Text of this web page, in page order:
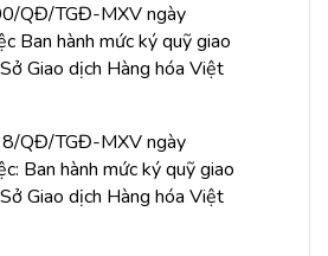
QĐ/TGĐ-MXV ngày
Ban hành mức ký quỹ giao
Giao dịch Hàng hóa Việt
QĐ/TGĐ-MXV ngày
Ban hành mức ký quỹ giao
Giao dịch Hàng hóa Việt